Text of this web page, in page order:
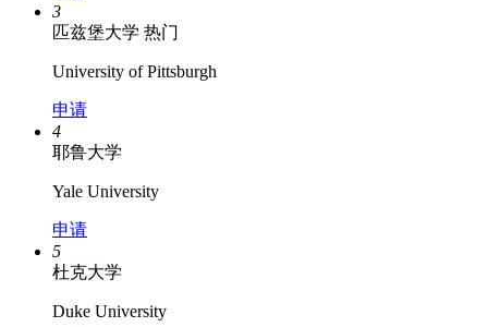
3
匹兹堡大学 热门
University of Pittsburgh
申请
4
耶鲁大学
Yale University
申请
5
杜克大学
Duke University